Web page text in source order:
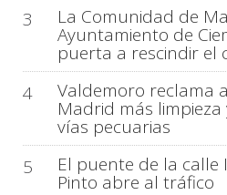
3
La Comunidad de
Ayuntamiento de
puerta a rescindir el
4
Valdemoro reclama
Madrid más limpieza
vías pecuarias
5
El puente de la calle
Pinto abre al tráfico